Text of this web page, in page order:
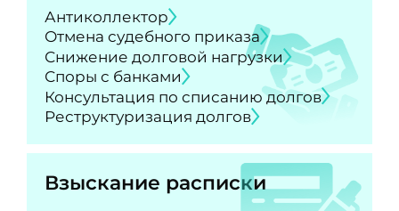
Антиколлектор
Отмена судебного приказа
Снижение долговой нагрузки
Споры с банками
Консультация по списанию долгов
Реструктуризация долгов
Взыскание расписки